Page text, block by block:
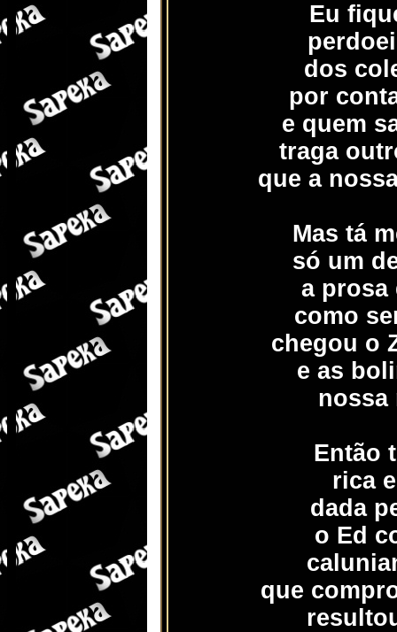
Eu
dos
por
e quem
traga
que a
Mas tá
só um
a prosa
como
chegou o
e as
nossa
Então
rica
dada
o Ed
que